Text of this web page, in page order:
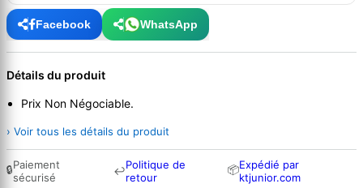
Facebook WhatsApp
Détails du produit
Prix Non Négociable.
› Voir tous les détails du produit
🔒Paiement
sécurisé
↩Politique de
retour
📦Expédié par
ktjunior.com